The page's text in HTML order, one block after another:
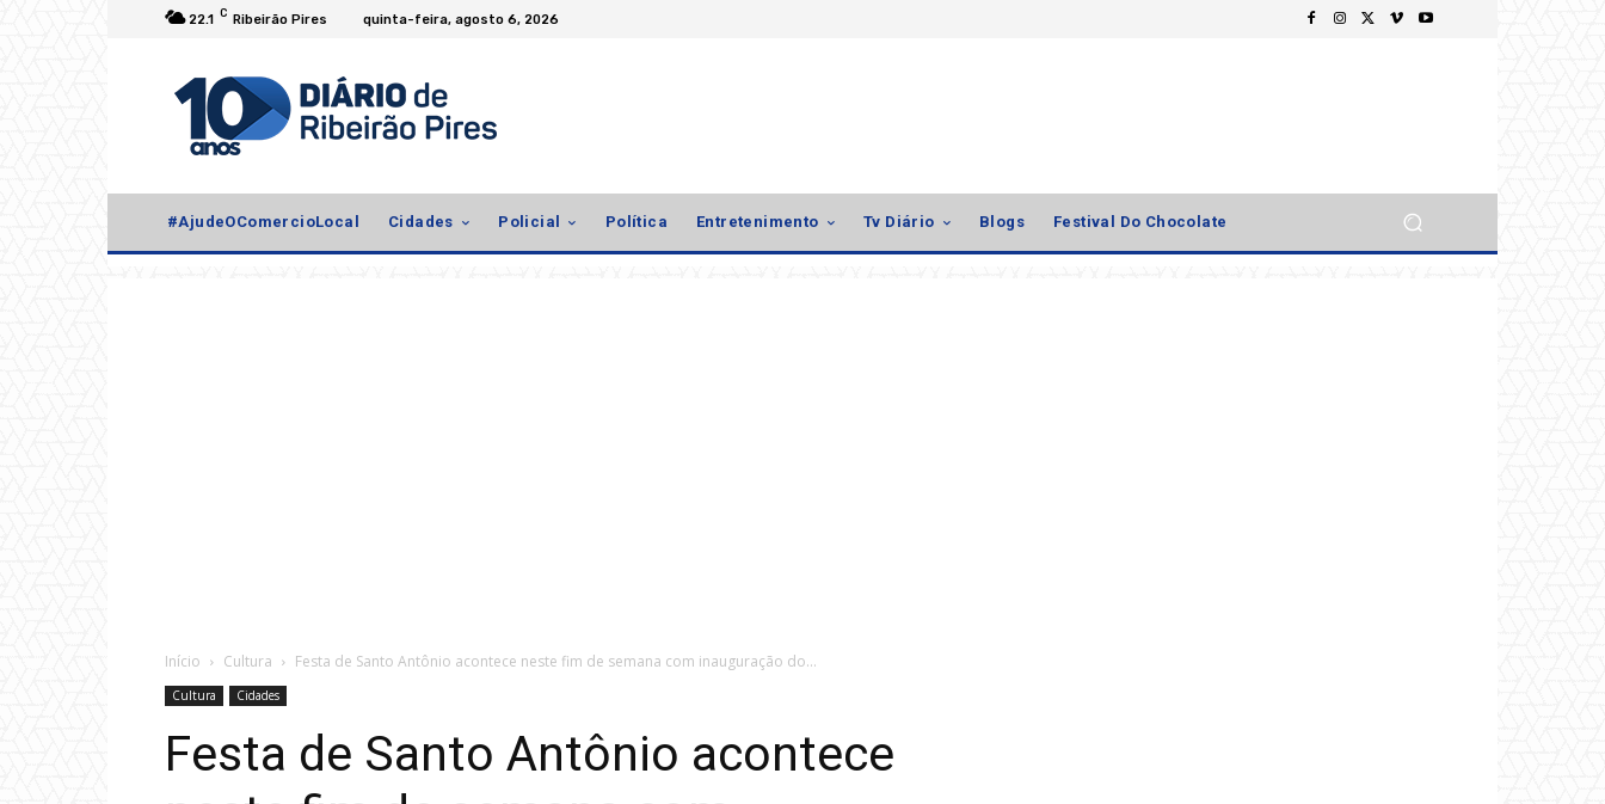
22.1 C Ribeirão Pires quinta-feira, agosto 6, 2026
#AjudeOComercioLocal Cidades Policial Política Entretenimento Tv Diário Blogs Festival Do Chocolate
Início Cultura Festa de Santo Antônio acontece neste fim de semana com inauguração do...
Cultura Cidades
Festa de Santo Antônio acontece